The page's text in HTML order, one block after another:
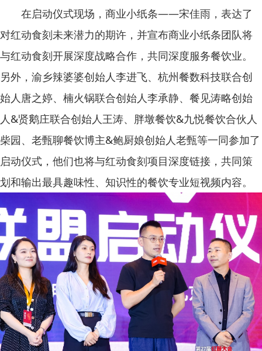
在启动仪式现场，商业小纸条——宋佳雨，表达了
对红动食刻未来潜力的期许，并宣布商业小纸条团队将
与红动食刻开展深度战略合作，共同深度服务餐饮业。
另外，渝乡辣婆婆创始人李进飞、杭州餐数科技联合创
始人唐之婷、楠火锅联合创始人李承静、餐见涛略创始
人&贤鹅庄联合创始人王涛、胖墩餐饮&九悦餐饮合伙人
柴园、老甄聊餐饮博主&鲍厨娘创始人老甄等一同参加了
启动仪式，他们也将与红动食刻项目深度链接，共同策
划和输出最具趣味性、知识性的餐饮专业短视频内容。